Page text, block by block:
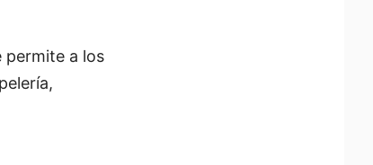
permite a los